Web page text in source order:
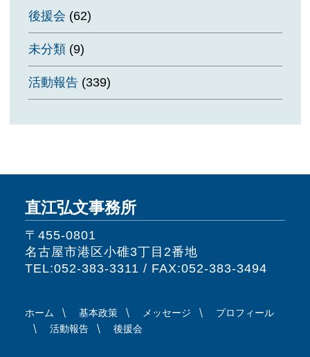
後援会 (62)
未分類(9)
活動報告(339)
直江弘文事務所
〒455-0801
名古屋市港区小碓3丁目2番地
TEL:052-383-3311 / FAX:052-383-3494
ホーム 基本政策 メッセージ
プロフィール
活動報告
後援会